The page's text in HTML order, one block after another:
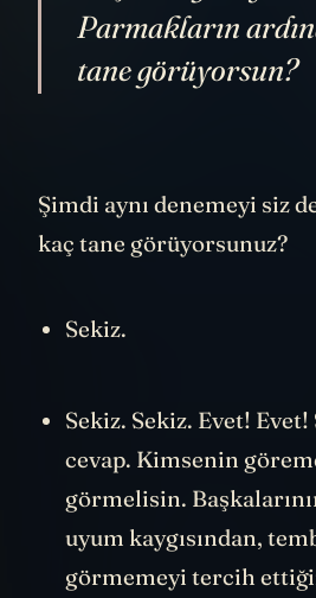
Kaç tane
Parmakların
Şimdi aynı denemeyi siz
Sekiz. Sekiz. Evet! Evet!
cevap. Kimsenin
görmelisin.
uyum kaygısından,